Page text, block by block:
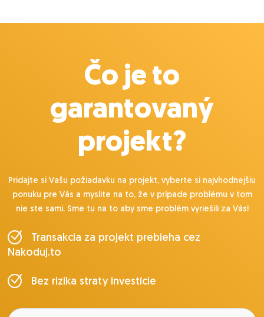
Čo je to
garantovaný
projekt?
Pridajte si Vašu požiadavku na projekt, vyberte si najvhodnejšiu
ponuku pre Vás a myslite na to, že v prípade problému v tom
nie ste sami. Sme tu na to aby sme problém vyriešili za Vás!
Transakcia za projekt prebieha cez
Nakoduj.to
Bez rizika straty investície